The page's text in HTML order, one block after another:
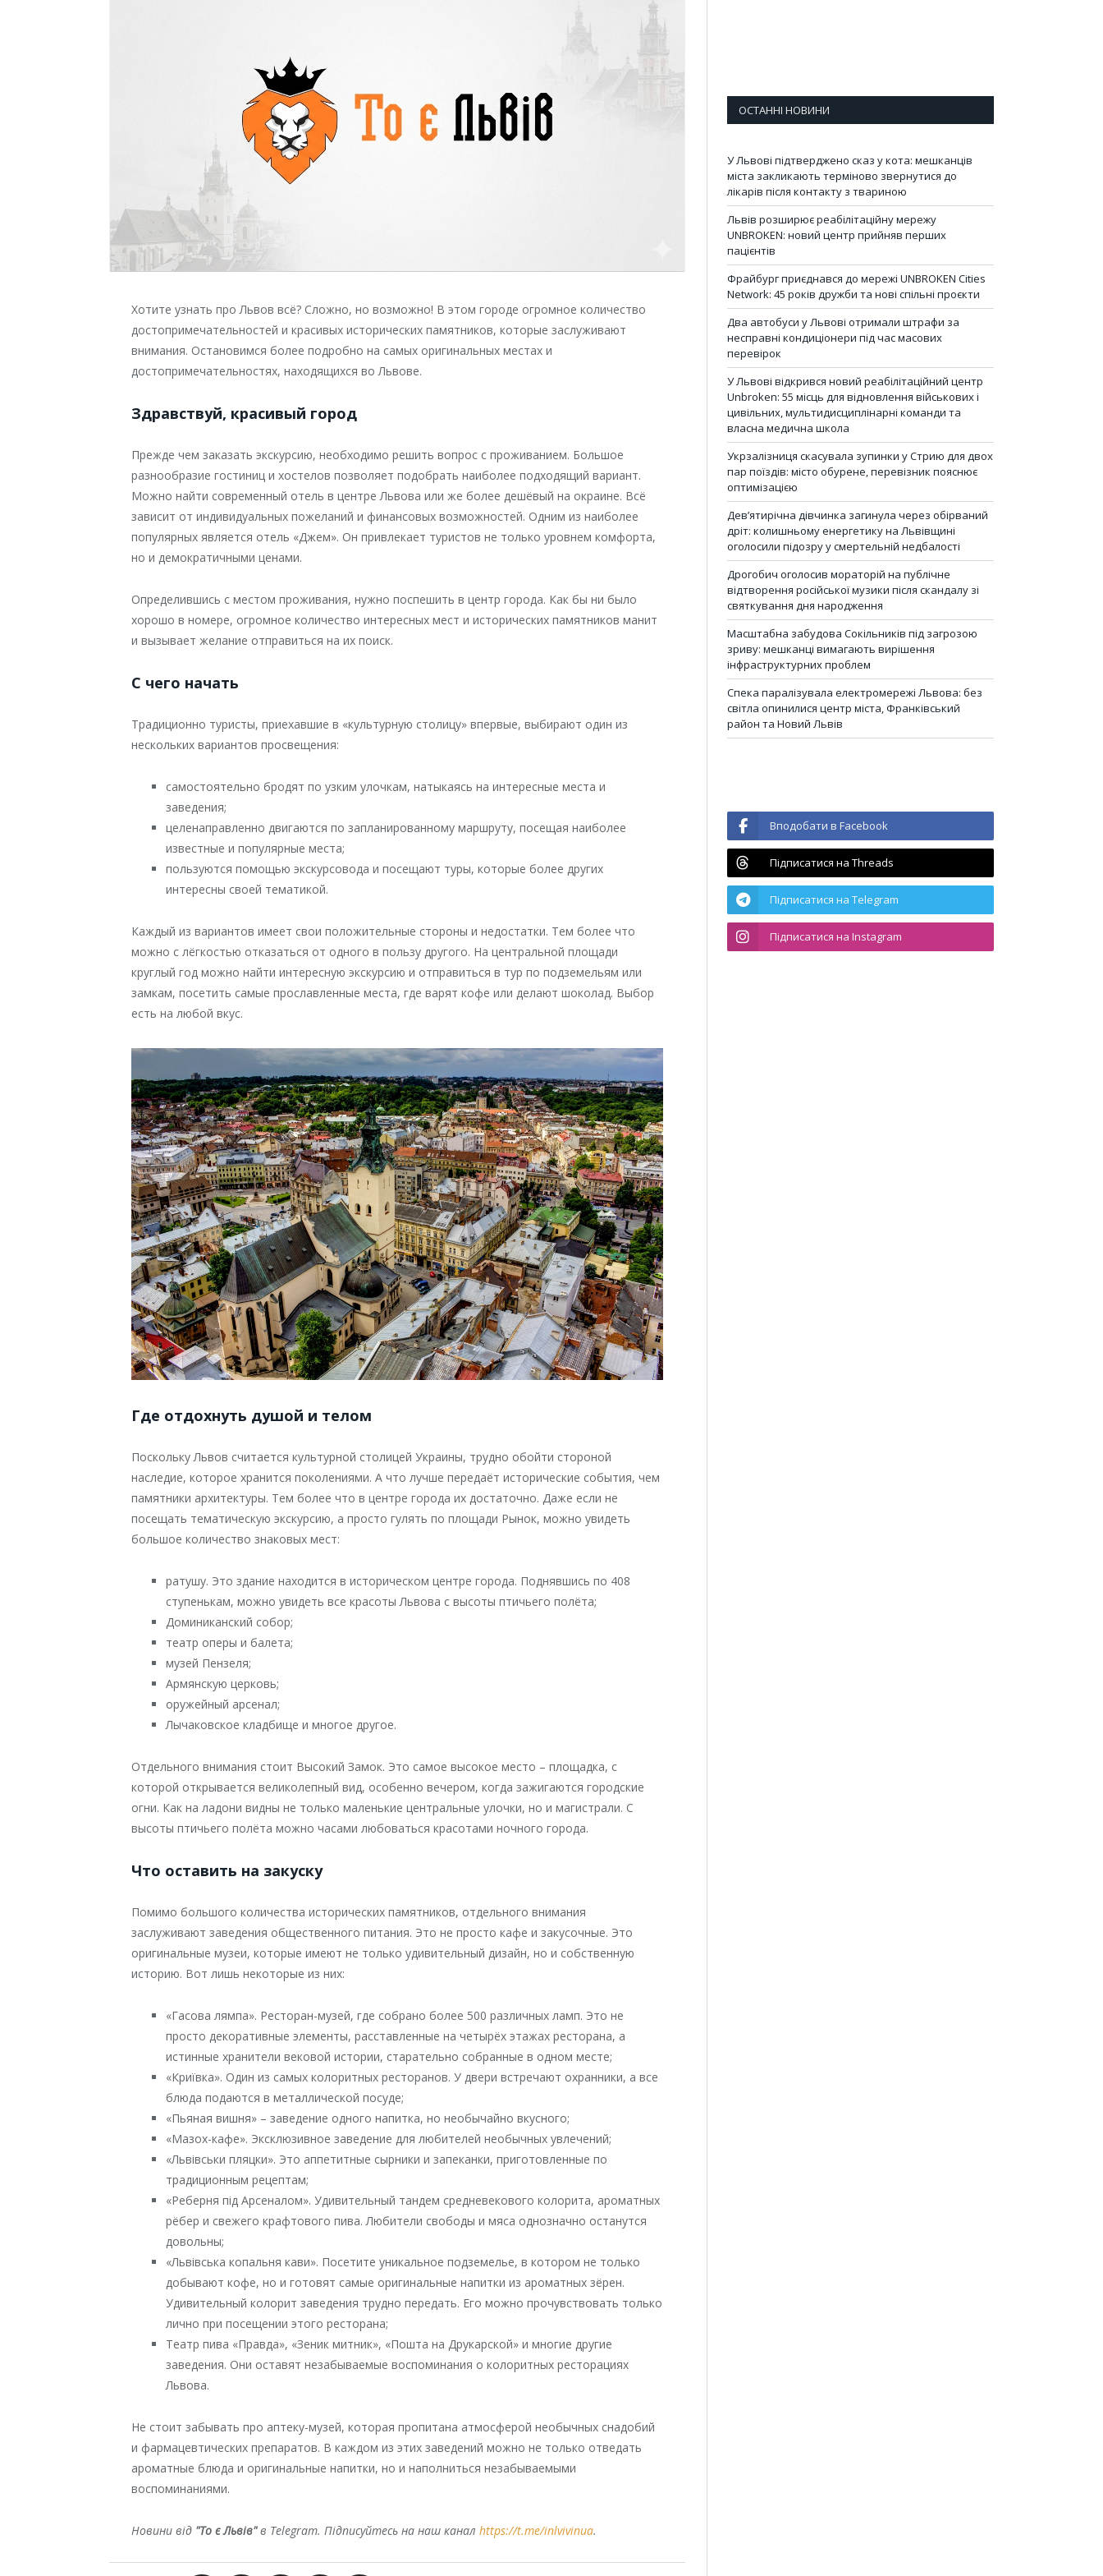
Хотите узнать про Львов всё? Сложно, но возможно! В этом городе огромное количество
достопримечательностей и красивых исторических памятников, которые заслуживают
внимания. Остановимся более подробно на самых оригинальных местах и
достопримечательностях, находящихся во Львове.
Здравствуй, красивый город
Прежде чем заказать экскурсию, необходимо решить вопрос с проживанием. Большое
разнообразие гостиниц и хостелов позволяет подобрать наиболее подходящий вариант.
Можно найти современный отель в центре Львова или же более дешёвый на окраине. Всё
зависит от индивидуальных пожеланий и финансовых возможностей. Одним из наиболее
популярных является отель «Джем». Он привлекает туристов не только уровнем комфорта,
но и демократичными ценами.
Определившись с местом проживания, нужно поспешить в центр города. Как бы ни было
хорошо в номере, огромное количество интересных мест и исторических памятников манит
и вызывает желание отправиться на их поиск.
С чего начать
Традиционно туристы, приехавшие в «культурную столицу» впервые, выбирают один из
нескольких вариантов просвещения:
самостоятельно бродят по узким улочкам, натыкаясь на интересные места и
заведения;
целенаправленно двигаются по запланированному маршруту, посещая наиболее
известные и популярные места;
пользуются помощью экскурсовода и посещают туры, которые более других
интересны своей тематикой.
Каждый из вариантов имеет свои положительные стороны и недостатки. Тем более что
можно с лёгкостью отказаться от одного в пользу другого. На центральной площади
круглый год можно найти интересную экскурсию и отправиться в тур по подземельям или
замкам, посетить самые прославленные места, где варят кофе или делают шоколад. Выбор
есть на любой вкус.
Где отдохнуть душой и телом
Поскольку Львов считается культурной столицей Украины, трудно обойти стороной
наследие, которое хранится поколениями. А что лучше передаёт исторические события, чем
памятники архитектуры. Тем более что в центре города их достаточно. Даже если не
посещать тематическую экскурсию, а просто гулять по площади Рынок, можно увидеть
большое количество знаковых мест:
ратушу. Это здание находится в историческом центре города. Поднявшись по 408
ступенькам, можно увидеть все красоты Львова с высоты птичьего полёта;
Доминиканский собор;
театр оперы и балета;
музей Пензеля;
Армянскую церковь;
оружейный арсенал;
Лычаковское кладбище и многое другое.
Отдельного внимания стоит Высокий Замок. Это самое высокое место – площадка, с
которой открывается великолепный вид, особенно вечером, когда зажигаются городские
огни. Как на ладони видны не только маленькие центральные улочки, но и магистрали. С
высоты птичьего полёта можно часами любоваться красотами ночного города.
Что оставить на закуску
Помимо большого количества исторических памятников, отдельного внимания
заслуживают заведения общественного питания. Это не просто кафе и закусочные. Это
оригинальные музеи, которые имеют не только удивительный дизайн, но и собственную
историю. Вот лишь некоторые из них:
«Гасова лямпа». Ресторан-музей, где собрано более 500 различных ламп. Это не
просто декоративные элементы, расставленные на четырёх этажах ресторана, а
истинные хранители вековой истории, старательно собранные в одном месте;
«Криївка». Один из самых колоритных ресторанов. У двери встречают охранники, а все
блюда подаются в металлической посуде;
«Пьяная вишня» – заведение одного напитка, но необычайно вкусного;
«Мазох-кафе». Эксклюзивное заведение для любителей необычных увлечений;
«Львівськи пляцки». Это аппетитные сырники и запеканки, приготовленные по
традиционным рецептам;
«Реберня під Арсеналом». Удивительный тандем средневекового колорита, ароматных
рёбер и свежего крафтового пива. Любители свободы и мяса однозначно останутся
довольны;
«Львівська копальня кави». Посетите уникальное подземелье, в котором не только
добывают кофе, но и готовят самые оригинальные напитки из ароматных зёрен.
Удивительный колорит заведения трудно передать. Его можно прочувствовать только
лично при посещении этого ресторана;
Театр пива «Правда», «Зеник митник», «Пошта на Друкарской» и многие другие
заведения. Они оставят незабываемые воспоминания о колоритных ресторациях
Львова.
Не стоит забывать про аптеку-музей, которая пропитана атмосферой необычных снадобий
и фармацевтических препаратов. В каждом из этих заведений можно не только отведать
ароматные блюда и оригинальные напитки, но и наполниться незабываемыми
воспоминаниями.
Новини від "То є Львів"в Telegram. Підписуйтесь на наш каналhttps://t.me/inlvivinua.
ОСТАННІ НОВИНИ
У Львові підтверджено сказ у кота: мешканців
міста закликають терміново звернутися до
лікарів після контакту з твариною
Львів розширює реабілітаційну мережу
UNBROKEN: новий центр прийняв перших
пацієнтів
Фрайбург приєднався до мережі UNBROKEN Cities
Network: 45 років дружби та нові спільні проєкти
Два автобуси у Львові отримали штрафи за
несправні кондиціонери під час масових
перевірок
У Львові відкрився новий реабілітаційний центр
Unbroken: 55 місць для відновлення військових і
цивільних, мультидисциплінарні команди та
власна медична школа
Укрзалізниця скасувала зупинки у Стрию для двох
пар поїздів: місто обурене, перевізник пояснює
оптимізацією
Дев’ятирічна дівчинка загинула через обірваний
дріт: колишньому енергетику на Львівщині
оголосили підозру у смертельній недбалості
Дрогобич оголосив мораторій на публічне
відтворення російської музики після скандалу зі
святкування дня народження
Масштабна забудова Сокільників під загрозою
зриву: мешканці вимагають вирішення
інфраструктурних проблем
Спека паралізувала електромережі Львова: без
світла опинилися центр міста, Франківський
район та Новий Львів
Вподобати в Facebook
Підписатися на Threads
Підписатися на Telegram
Підписатися на Instagram